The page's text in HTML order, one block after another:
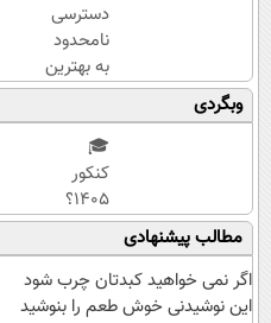
دسترسی
نامحدود
به بهترین
آموزش‌ها
تا روز
کنکور
وبگردی
🎓
کنکور
۱۴۰5؟
ماز
تابستون
و تو یک
هفتع
مطالب پیشنهادی
اگر نمی خواهید کبدتان چرب شود
این نوشیدنی خوش طعم را بنوشید